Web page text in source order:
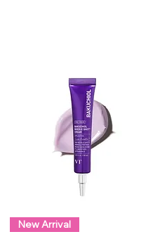
New Arrival